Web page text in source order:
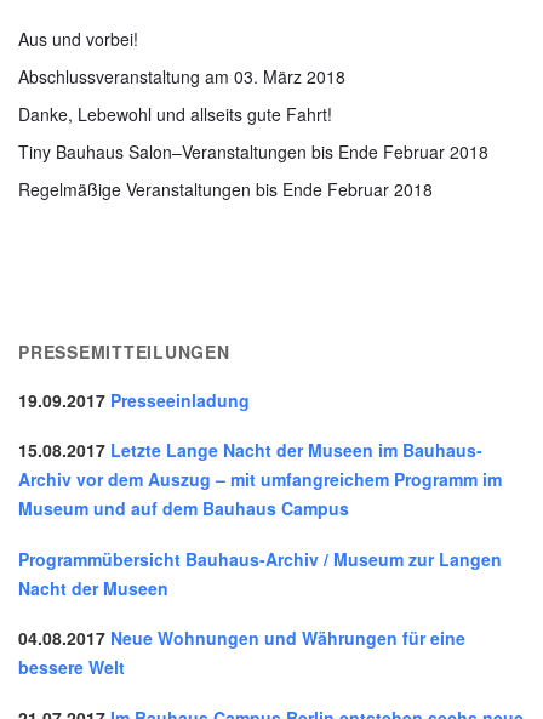
Aus und vorbei!
Abschlussveranstaltung am 03. März 2018
Danke, Lebewohl und allseits gute Fahrt!
Tiny Bauhaus Salon–Veranstaltungen bis Ende Februar 2018
Regelmäßige Veranstaltungen bis Ende Februar 2018
PRESSEMITTEILUNGEN
19.09.2017 Presseeinladung
15.08.2017 Letzte Lange Nacht der Museen im Bauhaus-
Archiv vor dem Auszug – mit umfangreichem Programm im
Museum und auf dem Bauhaus Campus
Programmübersicht Bauhaus-Archiv / Museum zur Langen
Nacht der Museen
04.08.2017 Neue Wohnungen und Währungen für eine
bessere Welt